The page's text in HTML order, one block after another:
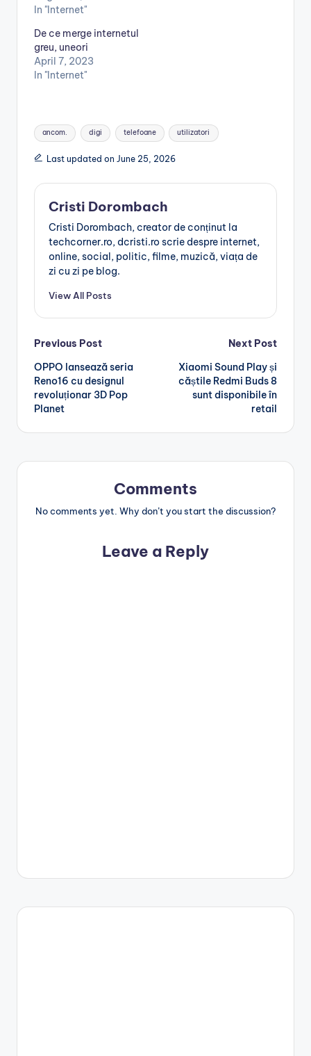
In "Internet"
De ce merge internetul
greu, uneori
April 7, 2023
In "Internet"
Tags:
ancom. digi telefoane utilizatori
Last updated on June 25, 2026
Cristi Dorombach
Cristi Dorombach, creator de conținut la
techcorner.ro, dcristi.ro scrie despre internet,
online, social, politic, filme, muzică, viața de
zi cu zi pe blog.
View All Posts
Post
navigation
Previous Post
OPPO lansează seria
Reno16 cu designul
revoluționar 3D Pop
Planet
Next Post
Xiaomi Sound Play și
căștile Redmi Buds 8
sunt disponibile în
retail
Comments
No comments yet. Why don’t you start the discussion?
Leave a Reply